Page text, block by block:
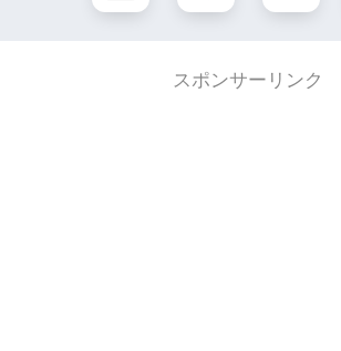
スポンサーリンク